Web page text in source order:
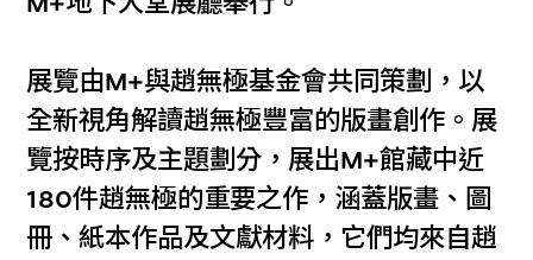
展覽由M+與趙無極基金會共同策劃，以
全新視角解讀趙無極豐富的版畫創作。展
覽按時序及主題劃分，展出M+館藏中近
180件趙無極的重要之作，涵蓋版畫、圖
冊、紙本作品及文獻材料，它們均來自趙